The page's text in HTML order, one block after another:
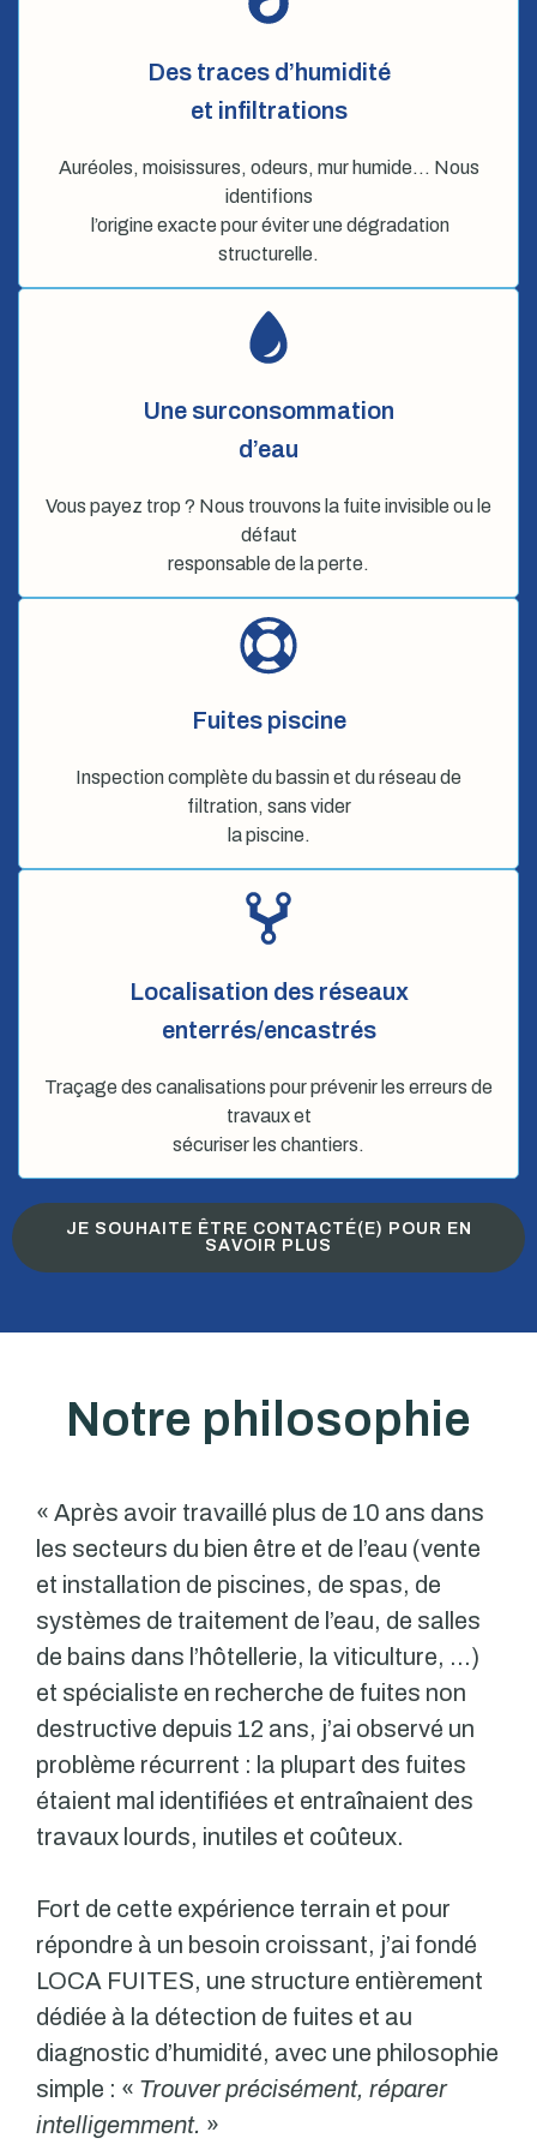
Des traces d’humidité
et infiltrations
Auréoles, moisissures, odeurs, mur humide… Nous
identifions
l’origine exacte pour éviter une dégradation
structurelle.
Une surconsommation
d’eau
Vous payez trop ? Nous trouvons la fuite invisible ou le
défaut
responsable de la perte.
Fuites piscine
Inspection complète du bassin et du réseau de
filtration, sans vider
la piscine.
Localisation des réseaux
enterrés/encastrés
Traçage des canalisations pour prévenir les erreurs de
travaux et
sécuriser les chantiers.
JE SOUHAITE ÊTRE CONTACTÉ(E) POUR EN
SAVOIR PLUS
Notre philosophie
« Après avoir travaillé plus de 10 ans dans
les secteurs du bien être et de l’eau (vente
et installation de piscines, de spas, de
systèmes de traitement de l’eau, de salles
de bains dans l’hôtellerie, la viticulture, …)
et spécialiste en recherche de fuites non
destructive depuis 12 ans, j’ai observé un
problème récurrent : la plupart des fuites
étaient mal identifiées et entraînaient des
travaux lourds, inutiles et coûteux.
Fort de cette expérience terrain et pour
répondre à un besoin croissant, j’ai fondé
LOCA FUITES, une structure entièrement
dédiée à la détection de fuites et au
diagnostic d’humidité, avec une philosophie
simple : « Trouver précisément, réparer
intelligemment. »